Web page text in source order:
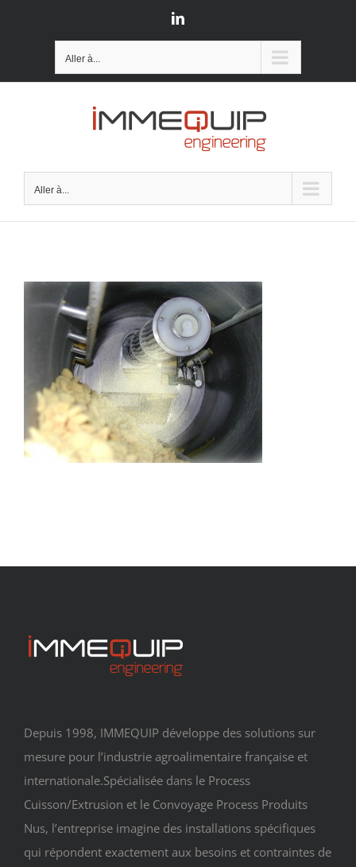
LinkedIn
Aller à...
Aller à...
Depuis 1998, IMMEQUIP développe des solutions sur
mesure pour l’industrie agroalimentaire française et
internationale.Spécialisée dans le Process
Cuisson/Extrusion et le Convoyage Process Produits
Nus, l’entreprise imagine des installations spécifiques
qui répondent exactement aux besoins et contraintes de